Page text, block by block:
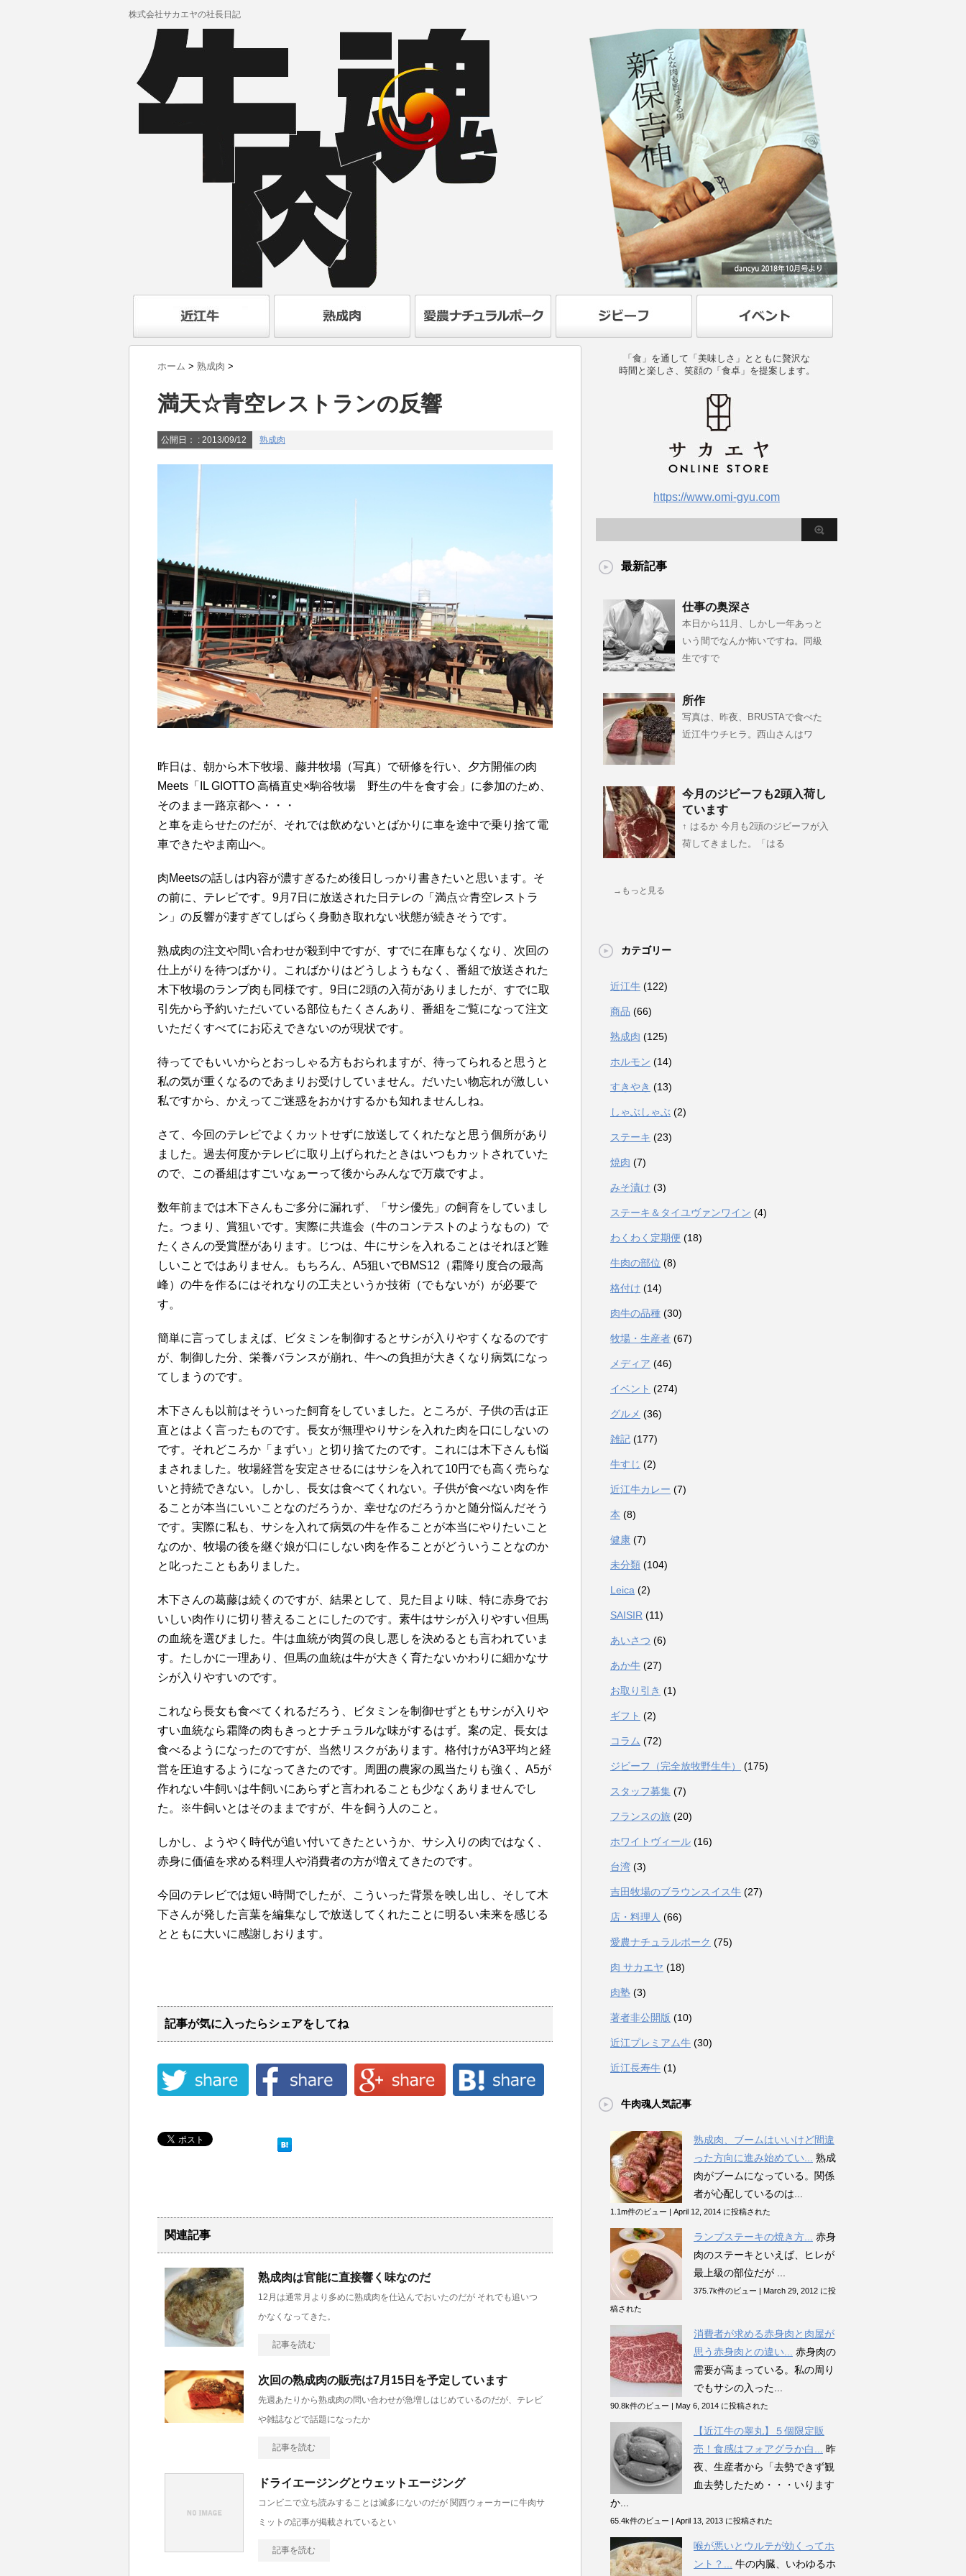
株式会社サカエヤの社長日記
ホーム > 熟成肉 >
満天☆青空レストランの反響
公開日： : 2013/09/12 熟成肉
昨日は、朝から木下牧場、藤井牧場（写真）で研修を行い、夕方開催の肉
Meets「IL GIOTTO 高橋直史×駒谷牧場 野生の牛を食す会」に参加のため、
そのまま一路京都へ・・・
と車を走らせたのだが、それでは飲めないとばかりに車を途中で乗り捨て電
車できたやま南山へ。
肉Meetsの話しは内容が濃すぎるため後日しっかり書きたいと思います。そ
の前に、テレビです。9月7日に放送された日テレの「満点☆青空レストラ
ン」の反響が凄すぎてしばらく身動き取れない状態が続きそうです。
熟成肉の注文や問い合わせが殺到中ですが、すでに在庫もなくなり、次回の
仕上がりを待つばかり。こればかりはどうしようもなく、番組で放送された
木下牧場のランプ肉も同様です。9日に2頭の入荷がありましたが、すでに取
引先から予約いただいている部位もたくさんあり、番組をご覧になって注文
いただくすべてにお応えできないのが現状です。
待ってでもいいからとおっしゃる方もおられますが、待ってられると思うと
私の気が重くなるのであまりお受けしていません。だいたい物忘れが激しい
私ですから、かえってご迷惑をおかけするかも知れませんしね。
さて、今回のテレビでよくカットせずに放送してくれたなと思う個所があり
ました。過去何度かテレビに取り上げられたときはいつもカットされていた
ので、この番組はすごいなぁーって後からみんなで万歳ですよ。
数年前までは木下さんもご多分に漏れず、「サシ優先」の飼育をしていまし
た。つまり、賞狙いです。実際に共進会（牛のコンテストのようなもの）で
たくさんの受賞歴があります。じつは、牛にサシを入れることはそれほど難
しいことではありません。もちろん、A5狙いでBMS12（霜降り度合の最高
峰）の牛を作るにはそれなりの工夫というか技術（でもないが）が必要で
す。
簡単に言ってしまえば、ビタミンを制御するとサシが入りやすくなるのです
が、制御した分、栄養バランスが崩れ、牛への負担が大きくなり病気になっ
てしまうのです。
木下さんも以前はそういった飼育をしていました。ところが、子供の舌は正
直とはよく言ったものです。長女が無理やりサシを入れた肉を口にしないの
です。それどころか「まずい」と切り捨てたのです。これには木下さんも悩
まされました。牧場経営を安定させるにはサシを入れて10円でも高く売らな
いと持続できない。しかし、長女は食べてくれない。子供が食べない肉を作
ることが本当にいいことなのだろうか、幸せなのだろうかと随分悩んだそう
です。実際に私も、サシを入れて病気の牛を作ることが本当にやりたいこと
なのか、牧場の後を継ぐ娘が口にしない肉を作ることがどういうことなのか
と叱ったこともありました。
木下さんの葛藤は続くのですが、結果として、見た目より味、特に赤身でお
いしい肉作りに切り替えることにしたのです。素牛はサシが入りやすい但馬
の血統を選びました。牛は血統が肉質の良し悪しを決めるとも言われていま
す。たしかに一理あり、但馬の血統は牛が大きく育たないかわりに細かなサ
シが入りやすいのです。
これなら長女も食べてくれるだろう、ビタミンを制御せずともサシが入りや
すい血統なら霜降の肉もきっとナチュラルな味がするはず。案の定、長女は
食べるようになったのですが、当然リスクがあります。格付けがA3平均と経
営を圧迫するようになってきたのです。周囲の農家の風当たりも強く、A5が
作れない牛飼いは牛飼いにあらずと言われることも少なくありませんでし
た。※牛飼いとはそのままですが、牛を飼う人のこと。
しかし、ようやく時代が追い付いてきたというか、サシ入りの肉ではなく、
赤身に価値を求める料理人や消費者の方が増えてきたのです。
今回のテレビでは短い時間でしたが、こういった背景を映し出し、そして木
下さんが発した言葉を編集なしで放送してくれたことに明るい未来を感じる
とともに大いに感謝しおります。
記事が気に入ったらシェアをしてね
関連記事
熟成肉は官能に直接響く味なのだ
12月は通常月より多めに熟成肉を仕込んでおいたのだが それでも追いつ
かなくなってきた。
記事を読む
次回の熟成肉の販売は7月15日を予定しています
先週あたりから熟成肉の問い合わせが急増しはじめているのだが、テレビ
や雑誌などで話題になったか
記事を読む
ドライエージングとウェットエージング
コンビニで立ち読みすることは滅多にないのだが 関西ウォーカーに牛肉サ
ミットの記事が掲載されているとい
記事を読む
「食」を通して「美味しさ」とともに贅沢な
時間と楽しさ、笑顔の「食卓」を提案します。
https://www.omi-gyu.com
最新記事
仕事の奥深さ
本日から11月、しかし一年あっと
いう間でなんか怖いですね。同級
生ですで
所作
写真は、昨夜、BRUSTAで食べた
近江牛ウチヒラ。西山さんはワ
今月のジビーフも2頭入荷し
ています
↑ はるか 今月も2頭のジビーフが入
荷してきました。「はる
→もっと見る
カテゴリー
近江牛 (122)
商品 (66)
熟成肉 (125)
ホルモン (14)
すきやき (13)
しゃぶしゃぶ (2)
ステーキ (23)
焼肉 (7)
みそ漬け (3)
ステーキ＆タイユヴァンワイン (4)
わくわく定期便 (18)
牛肉の部位 (8)
格付け (14)
肉牛の品種 (30)
牧場・生産者 (67)
メディア (46)
イベント (274)
グルメ (36)
雑記 (177)
牛すじ (2)
近江牛カレー (7)
本 (8)
健康 (7)
未分類 (104)
Leica (2)
SAISIR (11)
あいさつ (6)
あか牛 (27)
お取り引き (1)
ギフト (2)
コラム (72)
ジビーフ（完全放牧野生牛） (175)
スタッフ募集 (7)
フランスの旅 (20)
ホワイトヴィール (16)
台湾 (3)
吉田牧場のブラウンスイス牛 (27)
店・料理人 (66)
愛農ナチュラルポーク (75)
肉 サカエヤ (18)
肉塾 (3)
著者非公開版 (10)
近江プレミアム牛 (30)
近江長寿牛 (1)
牛肉魂人気記事
熟成肉、ブームはいいけど間違
った方向に進み始めてい...
熟成
肉がブームになっている。関係
者が心配しているのは...
1.1m件のビュー | April 12, 2014 に投稿された
ランプステーキの焼き方...
赤身
肉のステーキといえば、ヒレが
最上級の部位だが ...
375.7k件のビュー | March 29, 2012 に投
稿された
消費者が求める赤身肉と肉屋が
思う赤身肉との違い...
赤身肉の
需要が高まっている。私の周り
でもサシの入った...
90.8k件のビュー | May 6, 2014 に投稿された
【近江牛の睾丸】５個限定販
売！食感はフォアグラか白...
昨
夜、生産者から「去勢できず観
血去勢したため・・・いります
か...
65.4k件のビュー | April 13, 2013 に投稿された
喉が悪いとウルテが効くってホ
ント？...
牛の内臓、いわゆるホ